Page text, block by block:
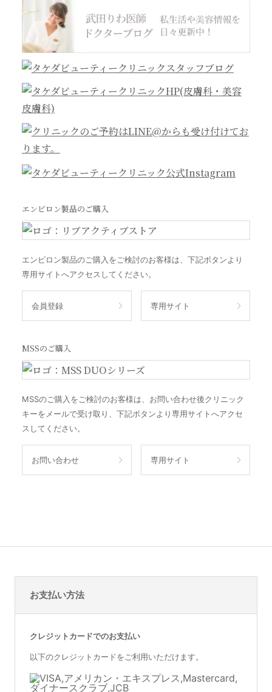
エンビロン製品のご購入
エンビロン製品のご購入をご検討のお客様は、下記ボタンより
専用サイトへアクセスしてください。
会員登録 専用サイト
MSSのご購入
MSSのご購入をご検討のお客様は、お問い合わせ後クリニック
キーをメールで受け取り、下記ボタンより専用サイトへアクセ
スしてください。
お問い合わせ 専用サイト
お支払い方法
クレジットカードでのお支払い
以下のクレジットカードをご利用いただけます。